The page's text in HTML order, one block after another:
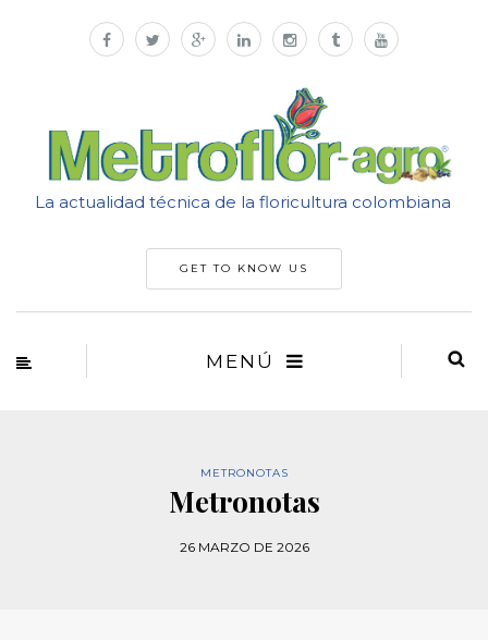
La actualidad técnica de la floricultura colombiana
GET TO KNOW US
MENÚ
METRONOTAS
Metronotas
26 MARZO DE 2026